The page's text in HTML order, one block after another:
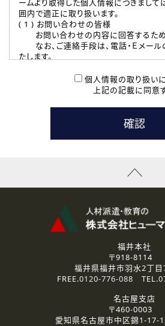
ームより取得した個人情報につきまし
囲内で適正に取り扱います。
( 1 ) お問い合わせの皆様
お問い合わせの内容に回答するため
なお、ご連絡手段は、電話・Ｅメー
たします。
本登録に関するご連絡および本登録
たします。
( 3 ) スタッフ派遣を検討されている企業
お問い合わせの内容に回答するため
なお、ご連絡手段は、電話・Ｅメール
資料送付、受講相談に関するご連絡
その他、お問い合わせの内容に回答
なお、ご連絡手段は、電話・Ｅメール
2.個人情報の第三者提供
ご提供いただいた個人情報は、法令等の
3.個人情報の取り扱いの委託
弊社の定める個人情報保護の評価基準
個人情報の取り扱いに
上記の記載に同意
福井本社
〒918-8114
福井県福井市羽水2丁
FREE.0120-776-088 TEL.
名古屋支店
〒460-0003
愛知県名古屋市中区錦1-17-